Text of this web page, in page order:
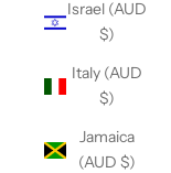
Israel (AUD
$)
Italy (AUD
$)
Jamaica
(AUD $)